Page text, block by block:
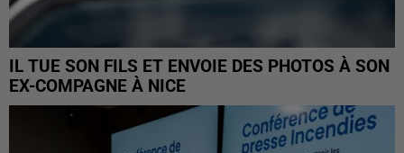
IL TUE SON FILS ET ENVOIE DES PHOTOS À SON
EX-COMPAGNE À NICE